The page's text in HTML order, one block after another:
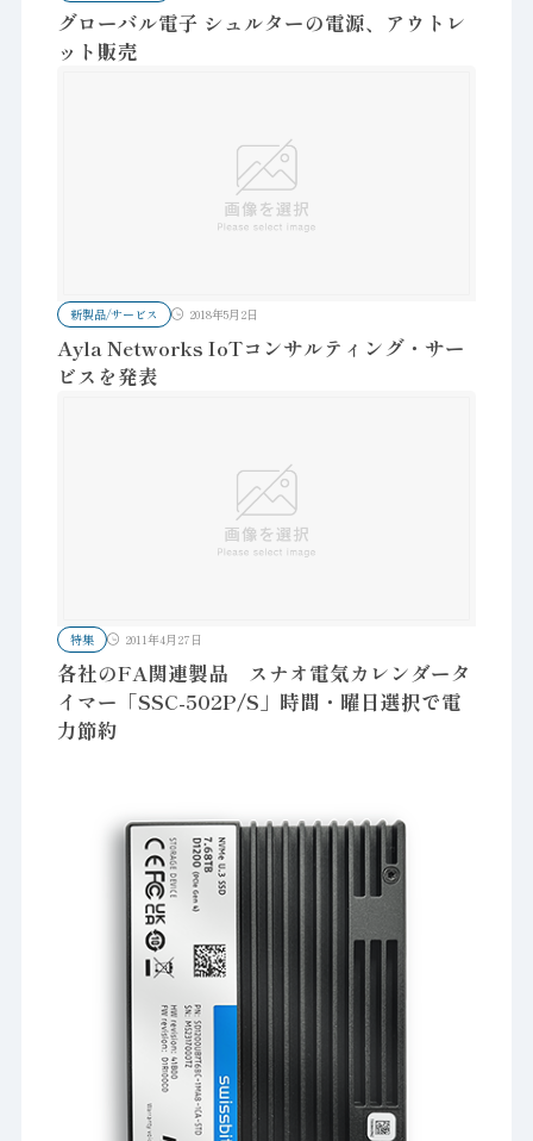
グローバル電子 シュルターの電源、アウトレ
ット販売
新製品/サービス 2018年5月2日
Ayla Networks IoTコンサルティング・サー
ビスを発表
特集 2011年4月27日
各社のFA関連製品 スナオ電気カレンダータ
イマー「SSC-502P/S」時間・曜日選択で電
力節約